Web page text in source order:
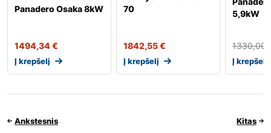
Panadero Osaka 8kW
1494,34€
Į krepšelį
70
1842,55€
Į krepšelį
5,9kW
1330,00
Į krepšelį
Ankstesnis Kitas